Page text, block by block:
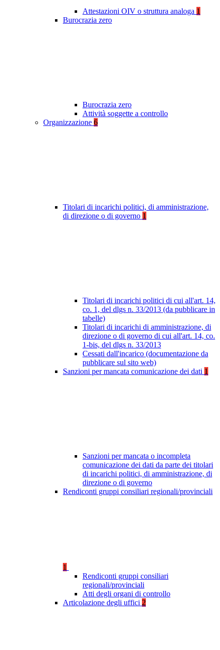
Attestazioni OIV o struttura analoga 1
Burocrazia zero
Burocrazia zero
Attività soggette a controllo
Organizzazione 6
Titolari di incarichi politici, di amministrazione,
di direzione o di governo 1
Titolari di incarichi politici di cui all'art. 14,
co. 1, del dlgs n. 33/2013 (da pubblicare in
tabelle)
Titolari di incarichi di amministrazione, di
direzione o di governo di cui all'art. 14, co.
1-bis, del dlgs n. 33/2013
Cessati dall'incarico (documentazione da
pubblicare sul sito web)
Sanzioni per mancata comunicazione dei dati 1
Sanzioni per mancata o incompleta
comunicazione dei dati da parte dei titolari
di incarichi politici, di amministrazione, di
direzione o di governo
Rendiconti gruppi consiliari regionali/provinciali
1
Rendiconti gruppi consiliari
regionali/provinciali
Atti degli organi di controllo
Articolazione degli uffici 2